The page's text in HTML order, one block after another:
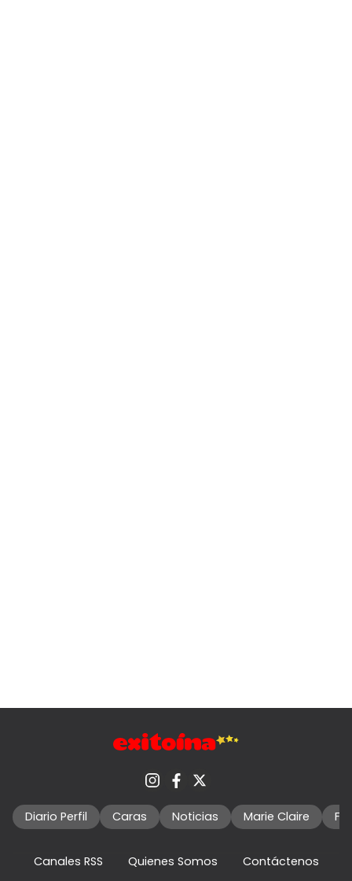
Diario Perfil Caras Noticias Marie Claire
Canales RSS Quienes Somos Contáctenos